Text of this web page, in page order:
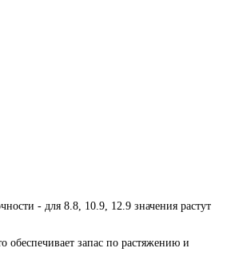
- для 8.8, 10.9, 12.9 значения растут
запас по растяжению и